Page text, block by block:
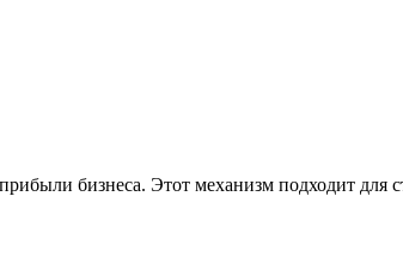
бизнеса. Этот механизм подходит